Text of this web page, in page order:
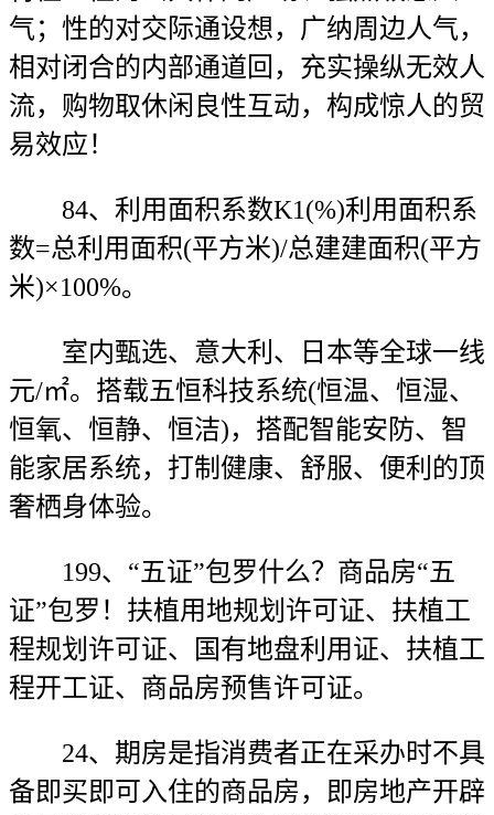
气；性的对交际通设想，广纳周边人气，
相对闭合的内部通道回，充实操纵无效人
流，购物取休闲良性互动，构成惊人的贸
易效应！
84、利用面积系数K1(%)利用面积系
数=总利用面积(平方米)/总建建面积(平方
米)×100%。
室内甄选、意大利、日本等全球一线
元/㎡。搭载五恒科技系统(恒温、恒湿、
恒氧、恒静、恒洁)，搭配智能安防、智
能家居系统，打制健康、舒服、便利的顶
奢栖身体验。
199、“五证”包罗什么？商品房“五
证”包罗！扶植用地规划许可证、扶植工
程规划许可证、国有地盘利用证、扶植工
程开工证、商品房预售许可证。
24、期房是指消费者正在采办时不具
备即买即可入住的商品房，即房地产开辟